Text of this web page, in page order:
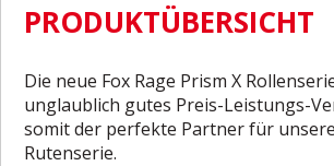
PRODUKTÜBERSICHT
Die neue Fox Rage Prism X
unglaublich gutes Preis-Leistungs-
somit der perfekte Partner für
Rutenserie.